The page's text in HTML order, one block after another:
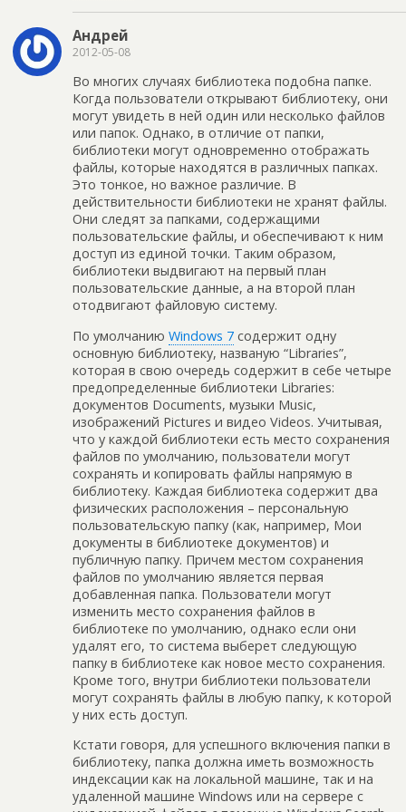
Андрей
2012-05-08
Во многих случаях библиотека подобна папке.
Когда пользователи открывают библиотеку, они
могут увидеть в ней один или несколько файлов
или папок. Однако, в отличие от папки,
библиотеки могут одновременно отображать
файлы, которые находятся в различных папках.
Это тонкое, но важное различие. В
действительности библиотеки не хранят файлы.
Они следят за папками, содержащими
пользовательские файлы, и обеспечивают к ним
доступ из единой точки. Таким образом,
библиотеки выдвигают на первый план
пользовательские данные, а на второй план
отодвигают файловую систему.
По умолчанию Windows 7 содержит одну
основную библиотеку, названую “Libraries”,
которая в свою очередь содержит в себе четыре
предопределенные библиотеки Libraries:
документов Documents, музыки Music,
изображений Pictures и видео Videos. Учитывая,
что у каждой библиотеки есть место сохранения
файлов по умолчанию, пользователи могут
сохранять и копировать файлы напрямую в
библиотеку. Каждая библиотека содержит два
физических расположения – персональную
пользовательскую папку (как, например, Мои
документы в библиотеке документов) и
публичную папку. Причем местом сохранения
файлов по умолчанию является первая
добавленная папка. Пользователи могут
изменить место сохранения файлов в
библиотеке по умолчанию, однако если они
удалят его, то система выберет следующую
папку в библиотеке как новое место сохранения.
Кроме того, внутри библиотеки пользователи
могут сохранять файлы в любую папку, к которой
у них есть доступ.
Кстати говоря, для успешного включения папки в
библиотеку, папка должна иметь возможность
индексации как на локальной машине, так и на
удаленной машине Windows или на сервере с